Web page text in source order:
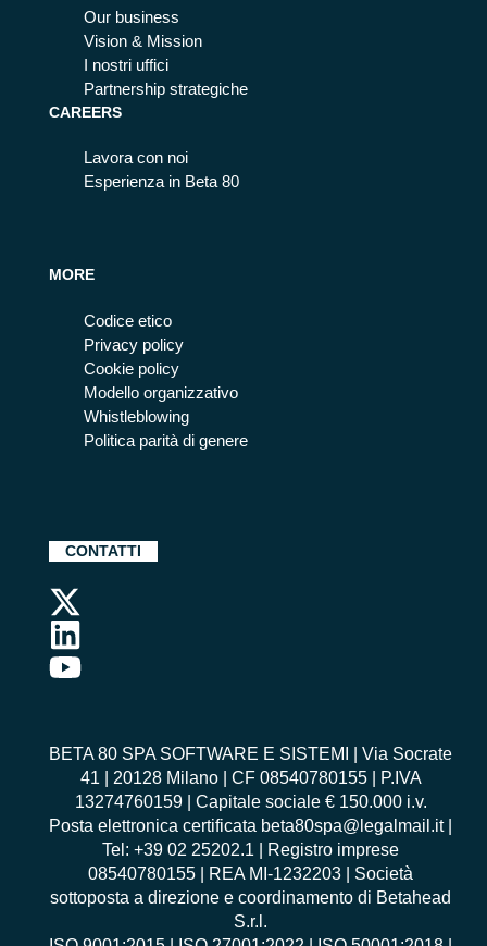
Our business
Vision & Mission
I nostri uffici
Partnership strategiche
CAREERS
Lavora con noi
Esperienza in Beta 80
MORE
Codice etico
Privacy policy
Cookie policy
Modello organizzativo
Whistleblowing
Politica parità di genere
CONTATTI
BETA 80 SPA SOFTWARE E SISTEMI | Via Socrate
41 | 20128 Milano | CF 08540780155 | P.IVA
13274760159 | Capitale sociale € 150.000 i.v.
Posta elettronica certificata beta80spa@legalmail.it |
Tel: +39 02 25202.1 | Registro imprese
08540780155 | REA MI-1232203 | Società
sottoposta a direzione e coordinamento di Betahead
S.r.l.